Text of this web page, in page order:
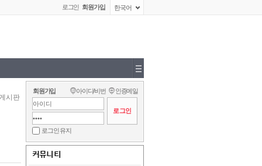
로그인 회원가입 한국어
시판
회원가입 아이디/비번 인증메일
로그인 유지
커뮤니티